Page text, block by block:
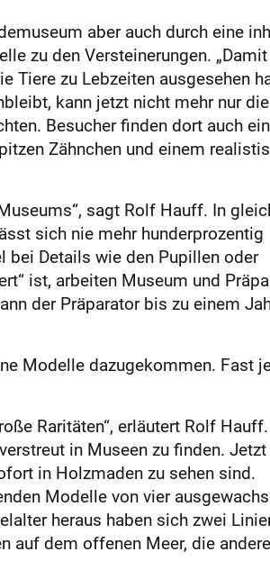
aber auch durch eine
zu den Versteinerungen.
zu Lebzeiten ausgesehen
kann jetzt nicht mehr nur die
Besucher finden dort auch ein
Zähnchen und einem
sagt Rolf Hauff. In
sich nie mehr hunderprozentig
bei Details wie den Pupillen oder
ist, arbeiten Museum und
der Präparator bis zu einem
Modelle dazugekommen. Fast
Raritäten“, erläutert Rolf
in Museen zu finden.
in Holzmaden zu sehen sind.
Modelle von vier
heraus haben sich zwei
auf dem offenen Meer, die